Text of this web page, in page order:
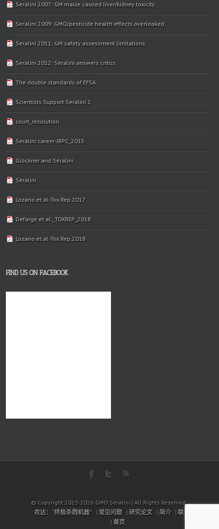
Seralini 2007: GM maize caused liver/kidney toxicity
Seralini 2009: GMO/pesticide health effects overlooked
Seralini 2011: GM safety assessment limitations
Seralini 2012: Séralini answers critics
The double standards of EFSA
Scientists Support Seralini 1
court_resolution
Seralini career-JBPC_2015
Glöckner and Séralini
Séralini
Lozano et al.-Tox.Rep.2017
Defarge et al._TOXREP_2018
Lozano et al.-Tox.Rep.2018
FIND US ON FACEBOOK
© Copyright 2013-2026 GMO Seralini | All Rights Reserved
农达：“终极杀戮机器”
常见问题 研究论文 简介
联系信息
首页